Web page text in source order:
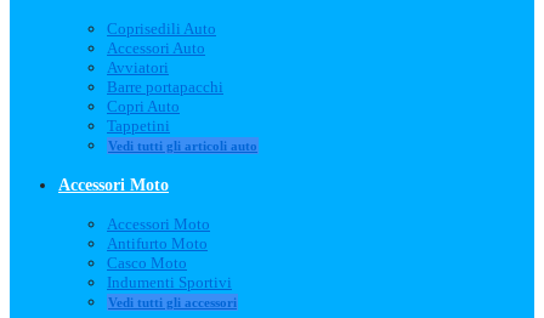
Coprisedili Auto
Accessori Auto
Avviatori
Barre portapacchi
Copri Auto
Tappetini
Vedi tutti gli articoli auto
Accessori Moto
Accessori Moto
Antifurto Moto
Casco Moto
Indumenti Sportivi
Vedi tutti gli accessori